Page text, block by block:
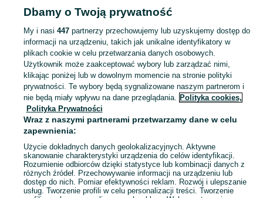
tapeta dziecięca tapeta versace
tapeta winylowa
Sprzedaż tapet ściennych w Polsce ▶️ Winylowe, flizelinowe i papierowe ✅ Szeroki wybór w atrakcyjnych cenach ✌ Sprawdź oferty i kupuj tanio na OLX.pl! Zobacz
Mapa kategorii
Mapa miejscowości
Mapa ministron
Popularne wyszukiwania
Dbamy o Twoją prywatność
My i nasi 447partnerzy przechowujemy lub uzyskujemy dostęp do
informacji na urządzeniu, takich jak unikalne identyfikatory w
plikach cookie w celu przetwarzania danych osobowych.
Użytkownik może zaakceptować wybory lub zarządzać nimi,
klikając poniżej lub w dowolnym momencie na stronie polityki
prywatności. Te wybory będą sygnalizowane naszym partnerom i
nie będą miały wpływu na dane przeglądania. Polityka cookies,
Polityka Prywatności
Wraz z naszymi partnerami przetwarzamy dane w celu
zapewnienia:
Użycie dokładnych danych geolokalizacyjnych. Aktywne
skanowanie charakterystyki urządzenia do celów identyfikacji.
Rozumienie odbiorców dzięki statystyce lub kombinacji danych z
różnych źródeł. Przechowywanie informacji na urządzeniu lub
dostęp do nich. Pomiar efektywności reklam. Rozwój i ulepszanie
usług. Tworzenie profili w celu personalizacji treści. Tworzenie